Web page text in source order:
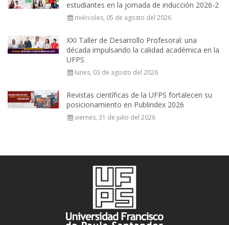
estudiantes en la jornada de inducción 2026-2
miércoles, 05 de agosto del 2026
XXI Taller de Desarrollo Profesoral: una
década impulsando la calidad académica en la
UFPS
lunes, 03 de agosto del 2026
Revistas científicas de la UFPS fortalecen su
posicionamiento en Publindex 2026
viernes, 31 de julio del 2026